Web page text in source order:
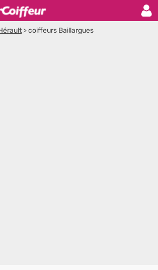
>coiffeurs Baillargues